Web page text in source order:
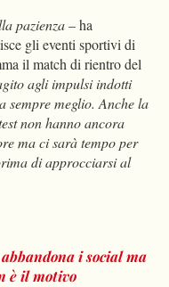
pazienza– ha
gli eventi sportivi di
il match di rientro del
agli impulsi indotti
sempre meglio. Anche la
non hanno ancora
ma ci sarà tempo per
di approcciarsi al
abbandona i social ma
è il motivo